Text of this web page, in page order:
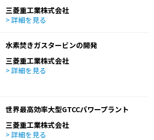
三菱重工業株式会社
> 詳細を見る
水素焚きガスタービンの開発
三菱重工業株式会社
> 詳細を見る
世界最高効率大型GTCCパワープラント
三菱重工業株式会社
> 詳細を見る